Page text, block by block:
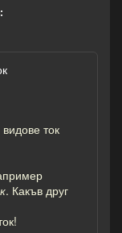
ток
. Какъв друг